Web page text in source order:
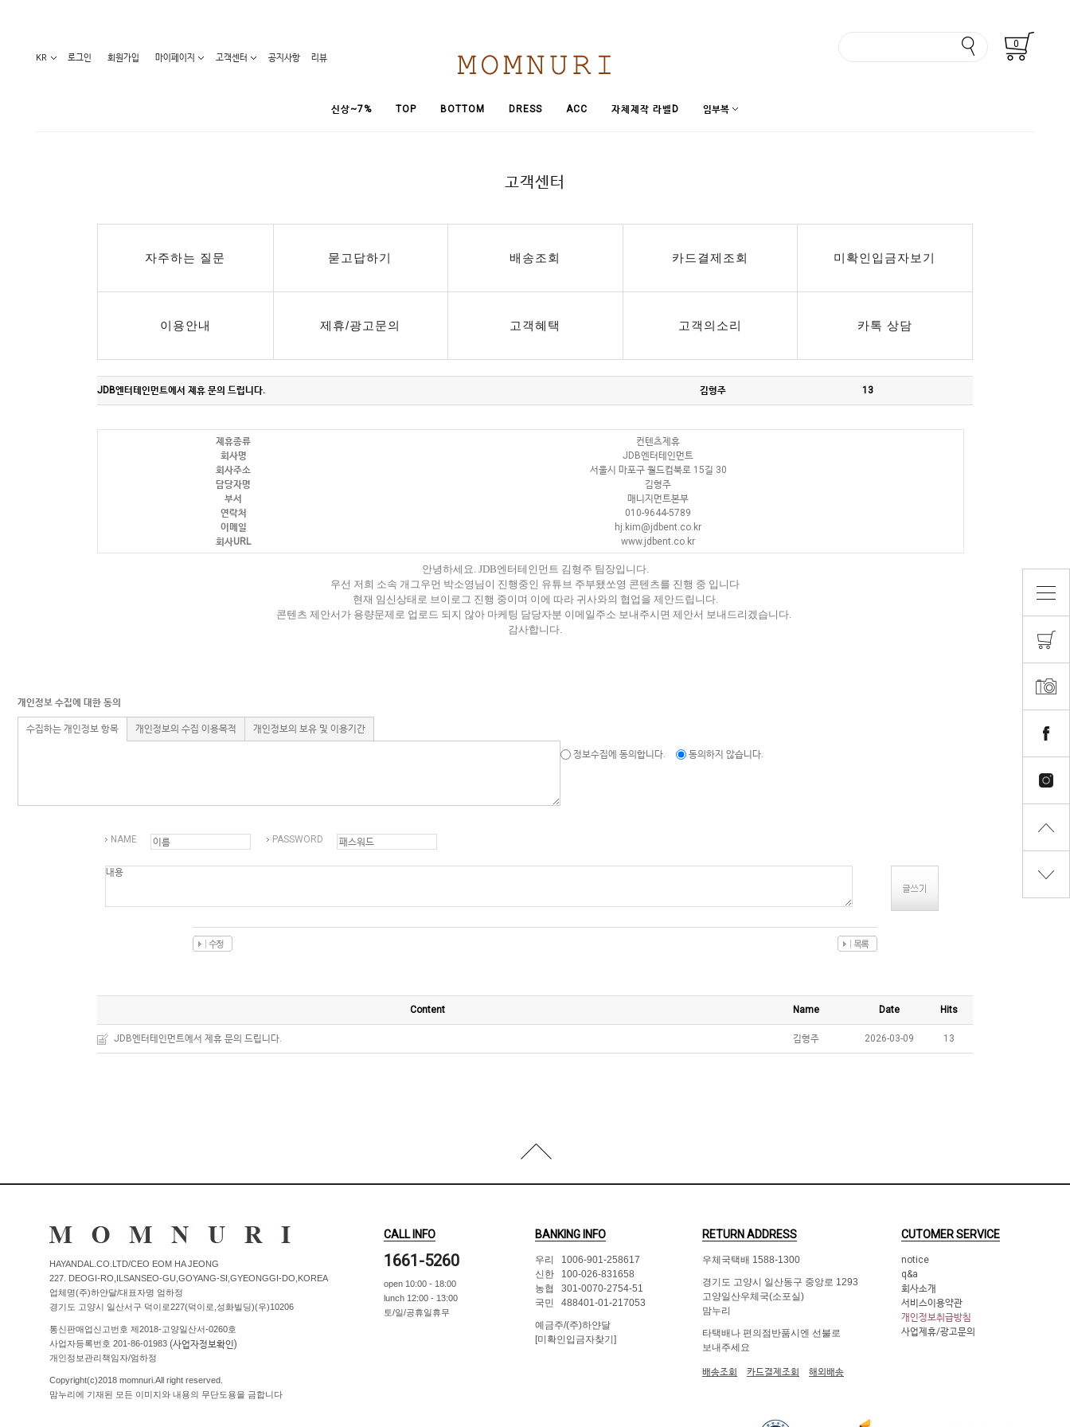
0
KR 로그인 회원가입 마이페이지 고객센터 공지사항 리뷰
신상~7% TOP BOTTOM DRESS ACC 자체제작 라벨D 임부복
티/나시
레깅스/스타킹
언더웨어
커뮤니티
만삭사진컨테스트
Q&A
배송조회
제휴/광고문의
구매금액별사은품
회원가입
고객센터
자주하는 질문 묻고답하기 배송조회 카드결제조회 미확인입금자보기
이용안내 제휴/광고문의 고객혜택 고객의소리 카톡 상담
JDB엔터테인먼트에서 제휴 문의 드립니다. 김형주 13
제휴종류
회사명
회사주소
담당자명
부서
연락처
이메일
회사URL
컨텐츠제휴
JDB엔터테인먼트
서울시 마포구 월드컵북로 15길 30
김형주
매니지먼트본부
010-9644-5789
hj.kim@jdbent.co.kr
www.jdbent.co.kr
안녕하세요. JDB엔터테인먼트 김형주 팀장입니다.
우선 저희 소속 개그우먼 박소영님이 진행중인 유튜브 주부됐쏘영 콘텐츠를 진행 중 입니다
현재 임신상태로 브이로그 진행 중이며 이에 따라 귀사와의 협업을 제안드립니다.
콘텐츠 제안서가 용량문제로 업로드 되지 않아 마케팅 담당자분 이메일주소 보내주시면 제안서 보내드리겠습니다.
감사합니다.
개인정보 수집에 대한 동의
수집하는 개인정보 항목 개인정보의 수집 이용목적 개인정보의 보유 및 이용기간
정보수집에 동의합니다. 동의하지 않습니다.
NAME PASSWORD
Content Name Date Hits
JDB엔터테인먼트에서 제휴 문의 드립니다. 김형주 2026-03-09 13
HAYANDAL.CO.LTD/CEO EOM HA JEONG
227. DEOGI-RO,ILSANSEO-GU,GOYANG-SI,GYEONGGI-DO,KOREA
업체명(주)하얀달/대표자명 엄하정
경기도 고양시 일산서구 덕이로227(덕이로,성화빌딩)(우)10206
통신판매업신고번호 제2018-고양일산서-0260호
사업자등록번호 201-86-01983 (사업자정보확인)
개인정보관리책임자/엄하정
Copyright(c)2018 momnuri.All right reserved.
맘누리에 기재된 모든 이미지와 내용의 무단도용을 금합니다
CALL INFO
1661-5260
open 10:00 - 18:00
lunch 12:00 - 13:00
토/일/공휴일휴무
BANKING INFO
우리 1006-901-258617
신한 100-026-831658
농협 301-0070-2754-51
국민 488401-01-217053
예금주/(주)하얀달
[미확인입금자찾기]
RETURN ADDRESS
우체국택배 1588-1300
경기도 고양시 일산동구 중앙로 1293
고양일산우체국(소포실)
맘누리
타택배나 편의점반품시엔 선불로
보내주세요
배송조회 카드결제조회 해외배송
CUTOMER SERVICE
notice
q&a
회사소개
서비스이용약관
개인정보취급방침
사업제휴/광고문의